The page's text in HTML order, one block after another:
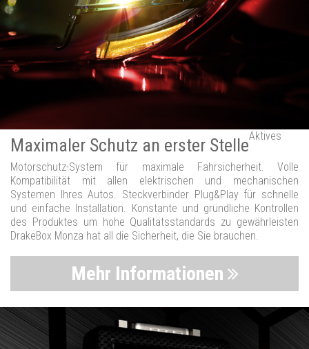
Maximaler Schutz an erster StelleAktives
Motorschutz-System für maximale Fahrsicherheit. Volle
Kompatibilität mit allen elektrischen und mechanischen
Systemen Ihres Autos. Steckverbinder Plug&Play für schnelle
und einfache Installation. Konstante und gründliche Kontrollen
des Produktes um hohe Qualitätsstandards zu gewährleisten
DrakeBox Monza hat all die Sicherheit, die Sie brauchen.
Mehr Informationen